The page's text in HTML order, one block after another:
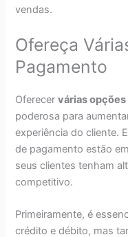
vendas.
Ofereça
Pagamento
Oferecervárias
poderosa para
experiência do cliente.
de pagamento estão
seus clientes tenham
competitivo.
Primeiramente, é
crédito e débito, mas